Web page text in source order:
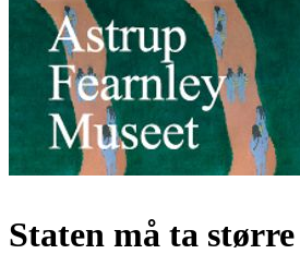
Staten må ta